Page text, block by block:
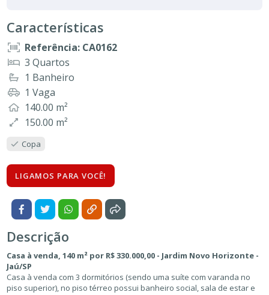
Características
Referência: CA0162
3 Quartos
1 Banheiro
1 Vaga
140.00 m²
150.00 m²
Copa
LIGAMOS PARA VOCÊ!
Descrição
Casa à venda, 140 m² por R$ 330.000,00 - Jardim Novo Horizonte -
Jaú/SP
Casa à venda com 3 dormitórios (sendo uma suíte com varanda no
piso superior), no piso térreo possui banheiro social, sala de estar e